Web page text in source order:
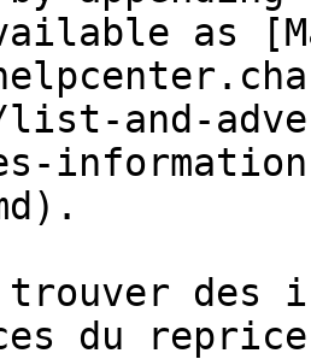
as
and-
trouver
du